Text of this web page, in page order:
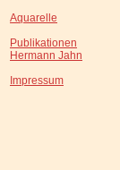
Aquarelle
Publikationen
Hermann Jahn
Impressum